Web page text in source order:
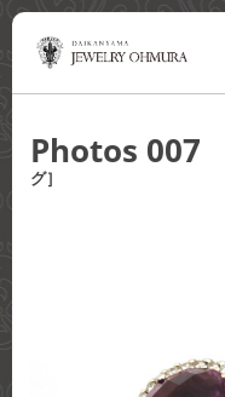
Photos 007
グ］